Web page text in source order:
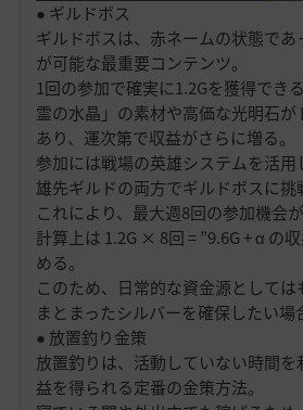
● ギルドボス
ギルドボスは、赤ネームの状態であ
が可能な最重要コンテンツ。
1回の参加で確実に1.2Gを獲得でき
霊の水晶」の素材や高価な光明石が
あり、運次第で収益がさらに増る。
参加には戦場の英雄システムを活
雄先ギルドの両方でギルドボスに挑
これにより、最大週8回の参加機会が
計算上は 1.2G × 8回 = ”9.6G + α の
める。
このため、日常的な資金源として
まとまったシルバーを確保したい場
● 放置釣り金策
放置釣りは、活動していない時間
益を得られる定番の金策方法。